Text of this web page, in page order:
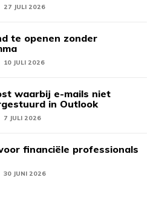
27 JULI 2026
te openen zonder
10 JULI 2026
waarbij e-mails niet
in Outlook
7 JULI 2026
financiële professionals
30 JUNI 2026